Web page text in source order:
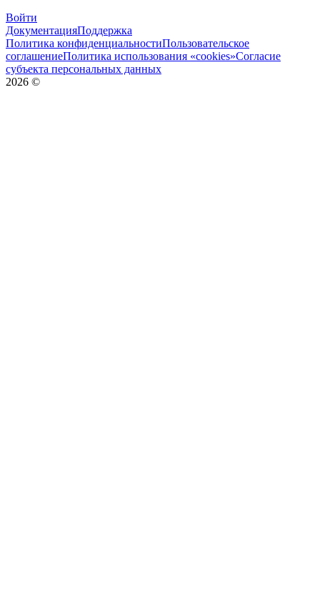
Войти
ДокументацияПоддержка
Политика конфиденциальностиПользовательское
соглашениеПолитика использования «cookies»Согласие
субъекта персональных данных
2026 ©